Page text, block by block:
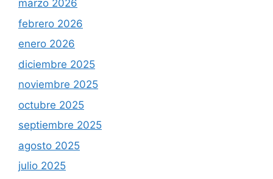
marzo 2026
febrero 2026
enero 2026
diciembre 2025
noviembre 2025
octubre 2025
septiembre 2025
agosto 2025
julio 2025